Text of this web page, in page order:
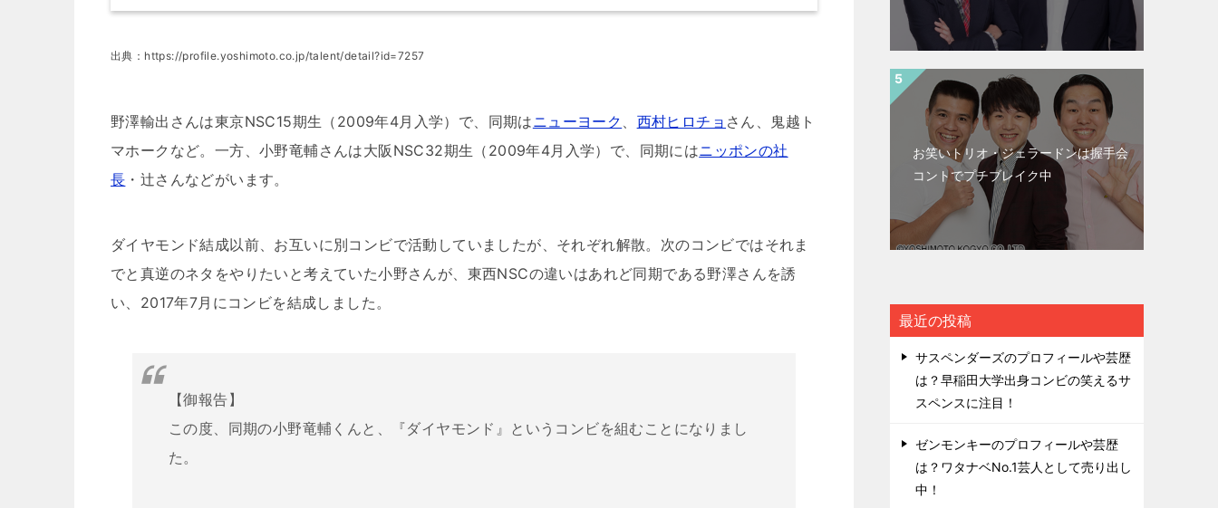
出典：https://profile.yoshimoto.co.jp/talent/detail?id=7257
野澤輸出さんは東京NSC15期生（2009年4月入学）で、同期はニューヨーク 、 西村ヒロチョ さん、鬼越ト
マホークなど。一方、小野竜輔さんは大阪NSC32期生（2009年4月入学）で、同期にはニッポンの社
長 ・辻さんなどがいます。
ダイヤモンド結成以前、お互いに別コンビで活動していましたが、それぞれ解散。次のコンビではそれま
でと真逆のネタをやりたいと考えていた小野さんが、東西NSCの違いはあれど同期である野澤さんを誘
い、2017年7月にコンビを結成しました。
【御報告】
この度、同期の小野竜輔くんと、『ダイヤモンド』というコンビを組むことになりまし
た。
お笑いトリオ・ジェラードンは握手会
コントでプチブレイク中
最近の投稿
サスペンダーズのプロフィールや芸歴
は？早稲田大学出身コンビの笑えるサ
スペンスに注目！
ゼンモンキーのプロフィールや芸歴
は？ワタナベNo.1芸人として売り出し
中！